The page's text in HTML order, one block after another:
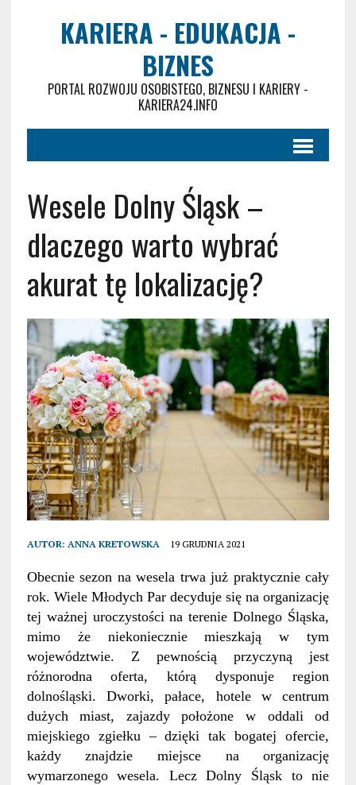
KARIERA - EDUKACJA -
BIZNES
PORTAL ROZWOJU OSOBISTEGO, BIZNESU I KARIERY -
KARIERA24.INFO
Wesele Dolny Śląsk –
dlaczego warto wybrać
akurat tę lokalizację?
AUTOR: ANNA KRETOWSKA 19 GRUDNIA 2021
Obecnie sezon na wesela trwa już praktycznie cały
rok. Wiele Młodych Par decyduje się na organizację
tej ważnej uroczystości na terenie Dolnego Śląska,
mimo że niekoniecznie mieszkają w tym
województwie. Z pewnością przyczyną jest
różnorodna oferta, którą dysponuje region
dolnośląski. Dworki, pałace, hotele w centrum
dużych miast, zajazdy położone w oddali od
miejskiego zgiełku – dzięki tak bogatej ofercie,
każdy znajdzie miejsce na organizację
wymarzonego wesela. Lecz Dolny Śląsk to nie